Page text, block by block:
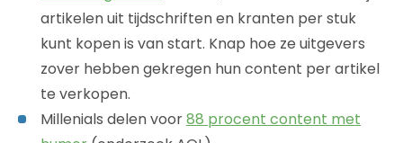
artikelen uit tijdschriften en kranten per stuk
kunt kopen is van start. Knap hoe ze uitgevers
zover hebben gekregen hun content per artikel
te verkopen.
Millenials delen voor88 procent content met